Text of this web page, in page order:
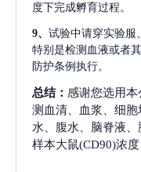
度下完成孵育过程。
9、 试验中请穿实验服
特别是检测血液或者
防护条例执行。
总结： 感谢您选用
测血清、血浆、细
水、腹水、脑脊液
样本大鼠(CD90)浓度